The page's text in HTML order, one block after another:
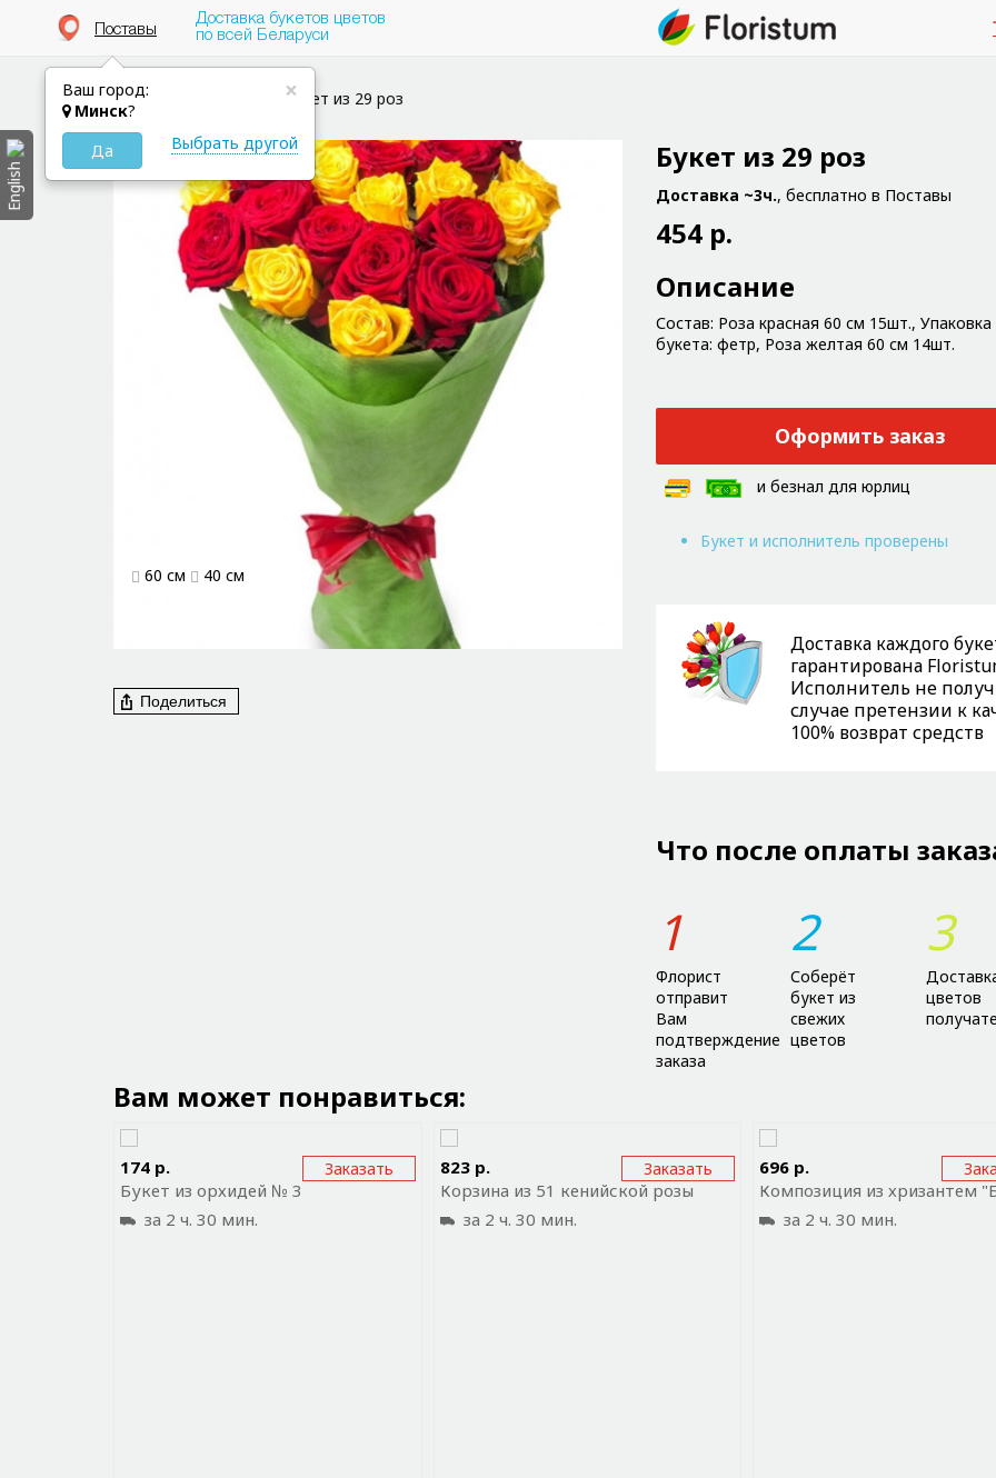
Поставы
×
Ваш город:
Минск?
Да
Выбрать другой
Доставка букетов цветов
по всей Беларуси
Цветы в Поставы Букет из 29 роз
60 см 40 см
Поделиться
Букет из 29 роз
Доставка ~3ч., бесплатно в Поставы
454 р.
Описание
Состав: Роза красная 60 см 15шт.,
букета: фетр, Роза желтая 60 см 14шт.
Оформить заказ
и безнал для юрлиц
Букет и исполнитель проверены
Доставка каждого
гарантирована
Исполнитель не
случае претензии к
100% возврат средств
Что после оплаты
1
Флорист
отправит
Вам
подтверждение
заказа
2
Соберёт
букет из
свежих
цветов
3
цветов
Вам может понравиться:
Заказать
174 р.
Букет из орхидей № 3
за 2 ч. 30 мин.
Заказать
823 р.
Корзина из 51 кенийской розы
за 2 ч. 30 мин.
696 р.
за 2 ч. 30 мин.
English